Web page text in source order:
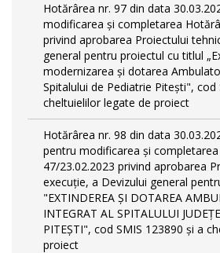
Hotărârea nr. 97 din data
modificarea și completarea
privind aprobarea Proiectului
general pentru proiectul cu titlul
modernizarea și dotarea
Spitalului de Pediatrie Pitești", cod
cheltuielilor legate de proiect
Hotărârea nr. 98 din data
pentru modificarea și
47/23.02.2023 privind aprobarea
execuție, a Devizului general
"EXTINDEREA ȘI DOTAREA
INTEGRAT AL SPITALULUI
PITEȘTI", cod SMIS 123890 și a
proiect